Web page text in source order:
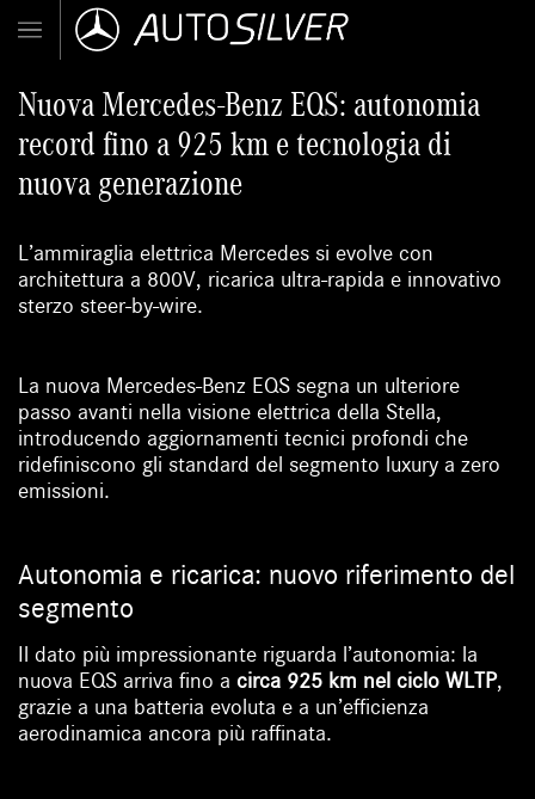
Nuova Mercedes-Benz EQS: autonomia
record fino a 925 km e tecnologia di
nuova generazione
L’ammiraglia elettrica Mercedes si evolve con
architettura a 800V, ricarica ultra-rapida e innovativo
sterzo steer-by-wire.
La nuova Mercedes-Benz EQS segna un ulteriore
passo avanti nella visione elettrica della Stella,
introducendo aggiornamenti tecnici profondi che
ridefiniscono gli standard del segmento luxury a zero
emissioni.
Autonomia e ricarica: nuovo riferimento del
segmento
Il dato più impressionante riguarda l’autonomia: la
nuova EQS arriva fino acirca 925 km nel ciclo WLTP,
grazie a una batteria evoluta e a un’efficienza
aerodinamica ancora più raffinata.